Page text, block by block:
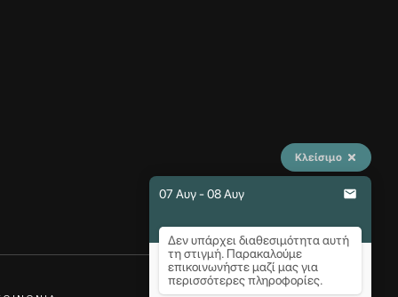
Κλείσιμο
07 Αυγ - 08 Αυγ
Δεν υπάρχει διαθεσιμότητα αυτή
τη στιγμή. Παρακαλούμε
επικοινωνήστε μαζί μας για
περισσότερες πληροφορίες.